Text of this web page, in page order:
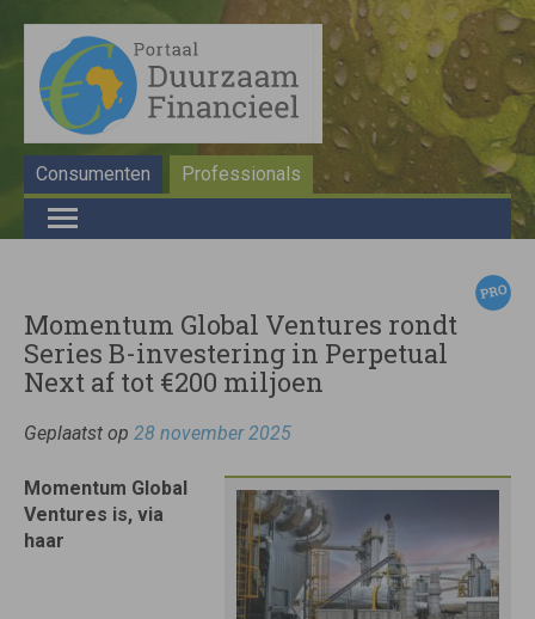
Consumenten Professionals
Momentum Global Ventures rondt
Series B-investering in Perpetual
Next af tot €200 miljoen
Geplaatst op 28 november 2025
Momentum Global
Ventures is, via
haar